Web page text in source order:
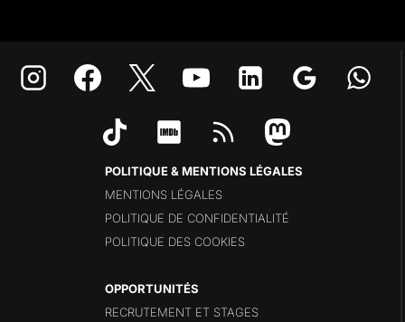
POLITIQUE & MENTIONS LÉGALES
MENTIONS LÉGALES
POLITIQUE DE CONFIDENTIALITÉ
POLITIQUE DES COOKIES
OPPORTUNITÉS
RECRUTEMENT ET STAGES